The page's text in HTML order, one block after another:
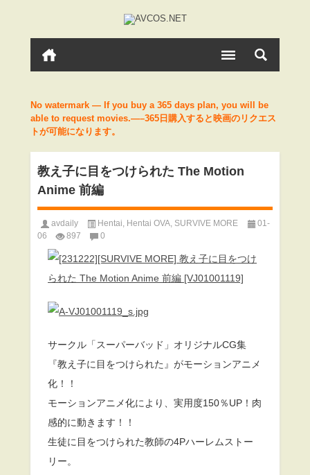
No watermark — If you buy a 365 days plan, you will be
able to request movies.—–365日購入すると映画のリクエス
トが可能になります。
教え子に目をつけられた The Motion
Anime 前編
avdaily Hentai Hentai OVA SURVIVE MORE
01-
06
897 0
サークル「スーパーバッド」オリジナルCG集
『教え子に目をつけられた』がモーションアニメ
化！！
モーションアニメ化により、実用度150％UP！肉
感的に動きます！！
生徒に目をつけられた教師の4Pハーレムストー
リー。